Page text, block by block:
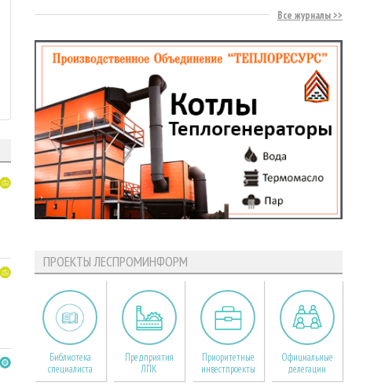
Все журналы
ПРОЕКТЫ ЛЕСПРОМИНФОРМ
Библиотека
специалиста
Предприятия
ЛПК
Приоритетные
инвестпроекты
Официальные
делегации